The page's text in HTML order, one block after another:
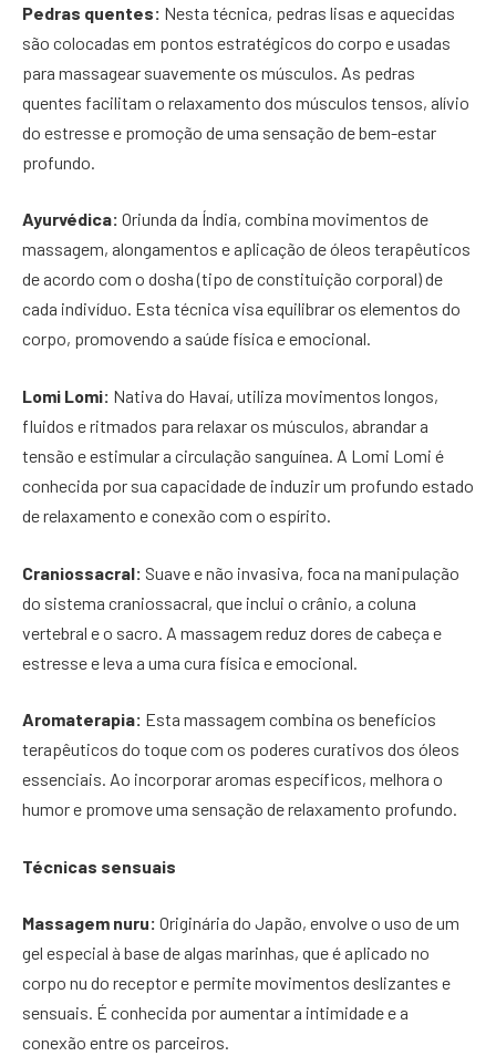
Pedras quentes: Nesta técnica, pedras lisas e aquecidas
são colocadas em pontos estratégicos do corpo e usadas
para massagear suavemente os músculos. As pedras
quentes facilitam o relaxamento dos músculos tensos, alívio
do estresse e promoção de uma sensação de bem-estar
profundo.
Ayurvédica: Oriunda da Índia, combina movimentos de
massagem, alongamentos e aplicação de óleos terapêuticos
de acordo com o dosha (tipo de constituição corporal) de
cada indivíduo. Esta técnica visa equilibrar os elementos do
corpo, promovendo a saúde física e emocional.
Lomi Lomi: Nativa do Havaí, utiliza movimentos longos,
fluidos e ritmados para relaxar os músculos, abrandar a
tensão e estimular a circulação sanguínea. A Lomi Lomi é
conhecida por sua capacidade de induzir um profundo estado
de relaxamento e conexão com o espírito.
Craniossacral: Suave e não invasiva, foca na manipulação
do sistema craniossacral, que inclui o crânio, a coluna
vertebral e o sacro. A massagem reduz dores de cabeça e
estresse e leva a uma cura física e emocional.
Aromaterapia: Esta massagem combina os benefícios
terapêuticos do toque com os poderes curativos dos óleos
essenciais. Ao incorporar aromas específicos, melhora o
humor e promove uma sensação de relaxamento profundo.
Técnicas sensuais
Massagem nuru: Originária do Japão, envolve o uso de um
gel especial à base de algas marinhas, que é aplicado no
corpo nu do receptor e permite movimentos deslizantes e
sensuais. É conhecida por aumentar a intimidade e a
conexão entre os parceiros.